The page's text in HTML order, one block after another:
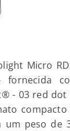
Micro
fornecida
- 03 red dot
compacto
um peso de